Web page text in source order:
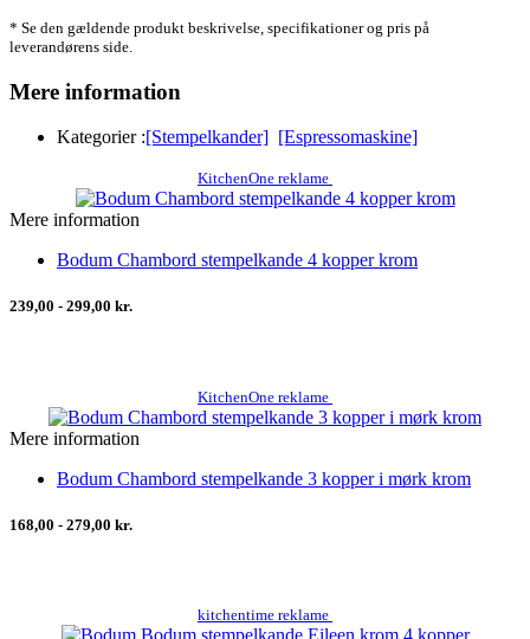
* Se den gældende produkt beskrivelse, specifikationer og pris på
leverandørens side.
Mere information
Kategorier :[Stempelkander] [Espressomaskine]
KitchenOne reklame
Mere information
Bodum Chambord stempelkande 4 kopper krom
239,00 - 299,00 kr.
KitchenOne reklame
Mere information
Bodum Chambord stempelkande 3 kopper i mørk krom
168,00 - 279,00 kr.
kitchentime reklame